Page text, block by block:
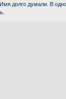
долго думали. В